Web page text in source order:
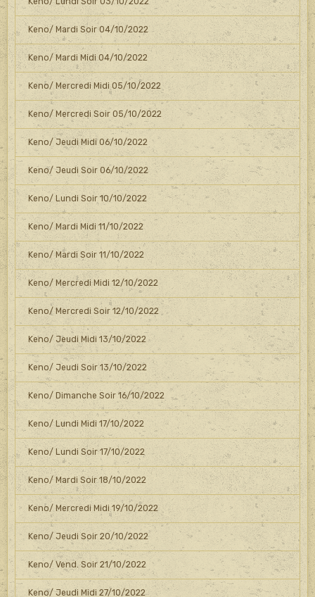
Keno/ Mardi Soir 04/10/2022
Keno/ Mardi Midi 04/10/2022
Keno/ Mercredi Midi 05/10/2022
Keno/ Mercredi Soir 05/10/2022
Keno/ Jeudi Midi 06/10/2022
Keno/ Jeudi Soir 06/10/2022
Keno/ Lundi Soir 10/10/2022
Keno/ Mardi Midi 11/10/2022
Keno/ Mardi Soir 11/10/2022
Keno/ Mercredi Midi 12/10/2022
Keno/ Mercredi Soir 12/10/2022
Keno/ Jeudi Midi 13/10/2022
Keno/ Jeudi Soir 13/10/2022
Keno/ Dimanche Soir 16/10/2022
Keno/ Lundi Midi 17/10/2022
Keno/ Lundi Soir 17/10/2022
Keno/ Mardi Soir 18/10/2022
Keno/ Mercredi Midi 19/10/2022
Keno/ Jeudi Soir 20/10/2022
Keno/ Vend. Soir 21/10/2022
Keno/ Jeudi Midi 27/10/2022